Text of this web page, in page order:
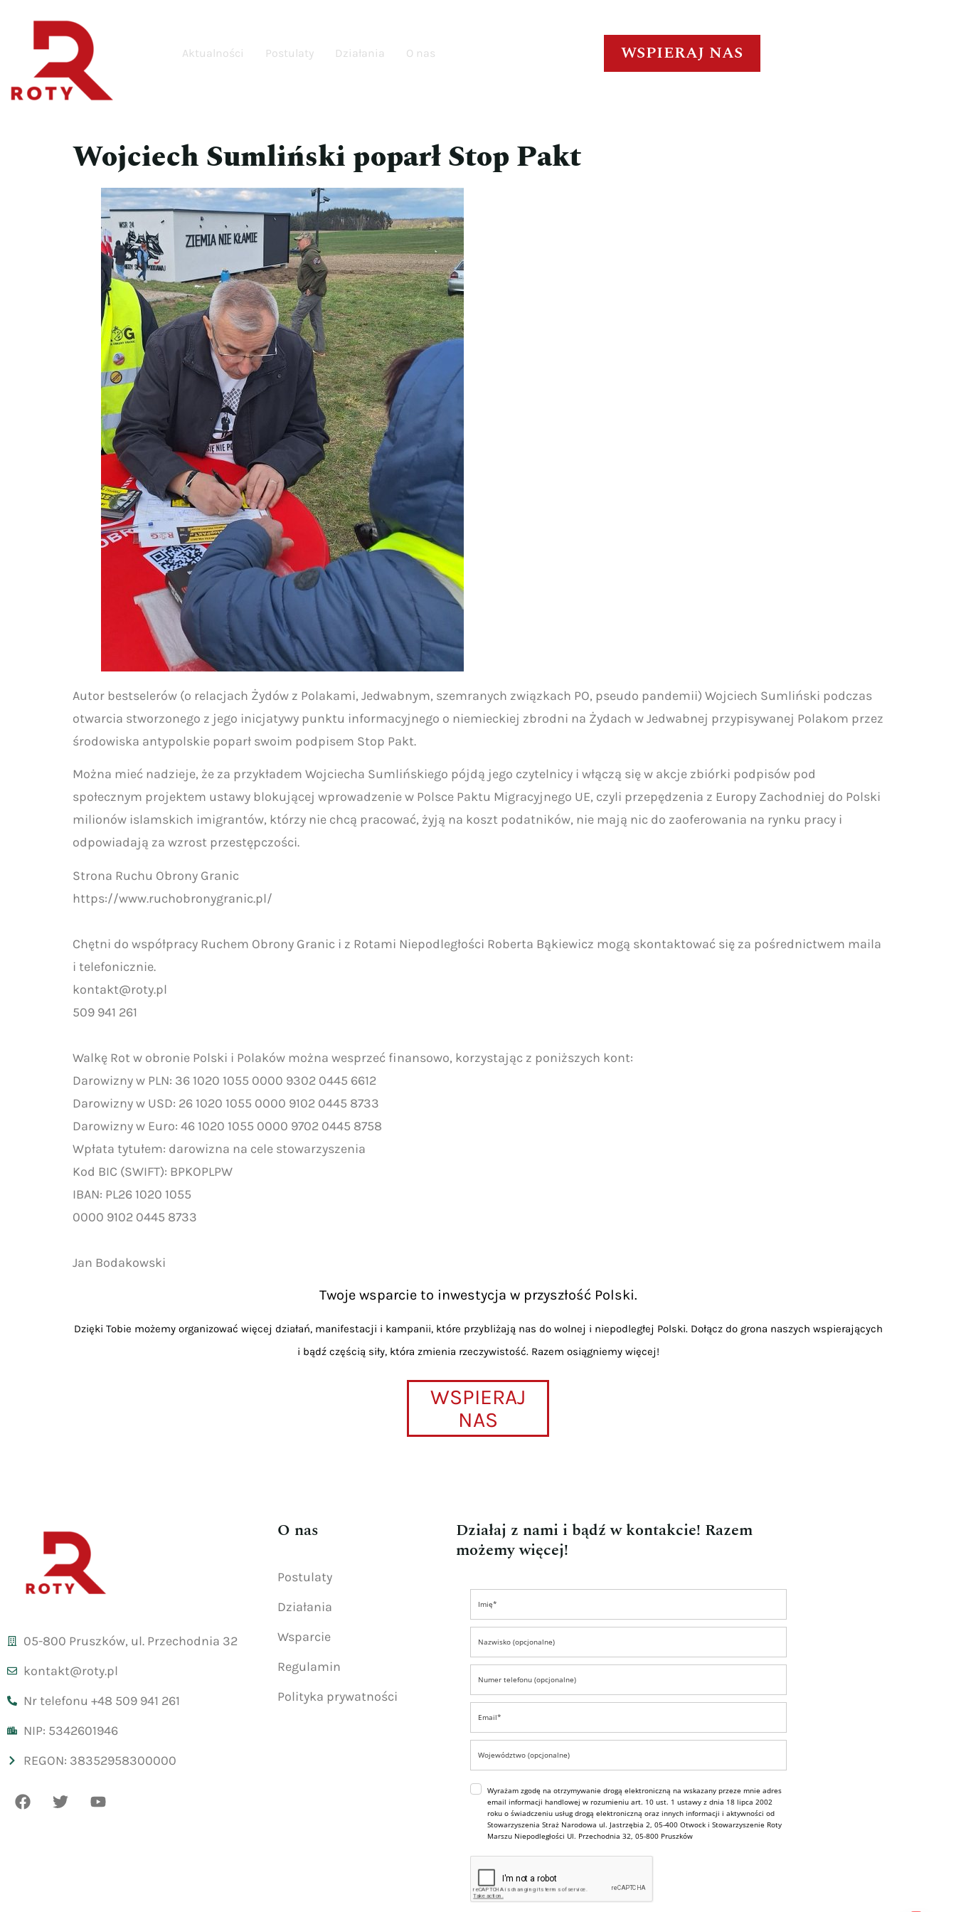
Aktualności Postulaty Działania O nas WSPIERAJ NAS
Wojciech Sumliński poparł Stop Pakt
Autor bestselerów (o relacjach Żydów z Polakami, Jedwabnym, szemranych związkach PO, pseudo pandemii) Wojciech Sumliński podczas
otwarcia stworzonego z jego inicjatywy punktu informacyjnego o niemieckiej zbrodni na Żydach w Jedwabnej przypisywanej Polakom przez
środowiska antypolskie poparł swoim podpisem Stop Pakt.
Można mieć nadzieje, że za przykładem Wojciecha Sumlińskiego pójdą jego czytelnicy i włączą się w akcje zbiórki podpisów pod
społecznym projektem ustawy blokującej wprowadzenie w Polsce Paktu Migracyjnego UE, czyli przepędzenia z Europy Zachodniej do Polski
milionów islamskich imigrantów, którzy nie chcą pracować, żyją na koszt podatników, nie mają nic do zaoferowania na rynku pracy i
odpowiadają za wzrost przestępczości.
Strona Ruchu Obrony Granic
https://www.ruchobronygranic.pl/
Chętni do współpracy Ruchem Obrony Granic i z Rotami Niepodległości Roberta Bąkiewicz mogą skontaktować się za pośrednictwem maila
i telefonicznie.
kontakt@roty.pl
509 941 261
Walkę Rot w obronie Polski i Polaków można wesprzeć finansowo, korzystając z poniższych kont:
Darowizny w PLN: 36 1020 1055 0000 9302 0445 6612
Darowizny w USD: 26 1020 1055 0000 9102 0445 8733
Darowizny w Euro: 46 1020 1055 0000 9702 0445 8758
Wpłata tytułem: darowizna na cele stowarzyszenia
Kod BIC (SWIFT): BPKOPLPW
IBAN: PL26 1020 1055
0000 9102 0445 8733
Jan Bodakowski
Twoje wsparcie to inwestycja w przyszłość Polski.
Dzięki Tobie możemy organizować więcej działań, manifestacji i kampanii, które przybliżają nas do wolnej i niepodległej Polski. Dołącz do grona naszych wspierających
i bądź częścią siły, która zmienia rzeczywistość. Razem osiągniemy więcej!
WSPIERAJ
NAS
05-800 Pruszków, ul. Przechodnia 32
kontakt@roty.pl
Nr telefonu +48 509 941 261
NIP: 5342601946
REGON: 38352958300000
O nas
Postulaty
Działania
Wsparcie
Regulamin
Polityka prywatności
Działaj z nami i bądź w kontakcie! Razem
możemy więcej!
Wyrażam zgodę na otrzymywanie drogą elektroniczną na wskazany przeze mnie adres
email informacji handlowej w rozumieniu art. 10 ust. 1 ustawy z dnia 18 lipca 2002
roku o świadczeniu usług drogą elektroniczną oraz innych informacji i aktywności od
Stowarzyszenia Straż Narodowa ul. Jastrzębia 2, 05-400 Otwock i Stowarzyszenie Roty
Marszu Niepodległości Ul. Przechodnia 32, 05-800 Pruszków